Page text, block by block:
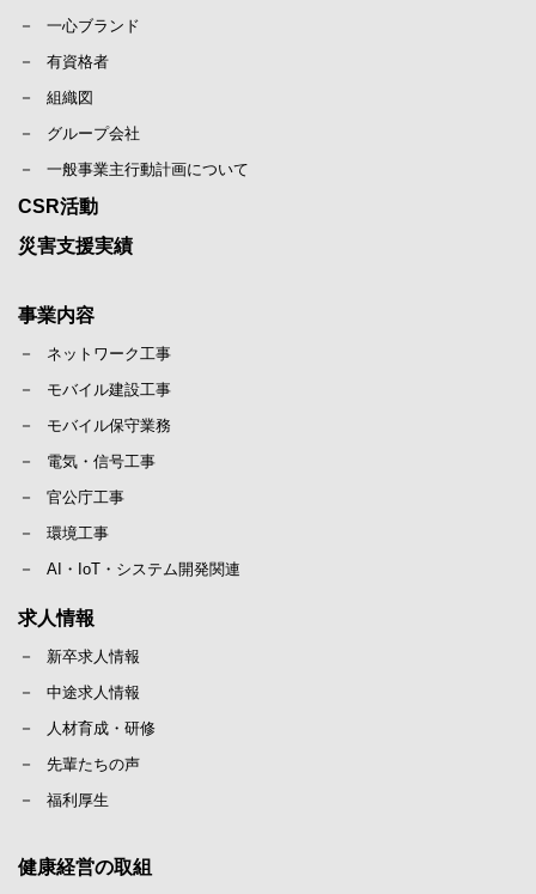
一心ブランド
有資格者
組織図
グループ会社
一般事業主行動計画について
CSR活動
災害支援実績
事業内容
ネットワーク工事
モバイル建設工事
モバイル保守業務
電気・信号工事
官公庁工事
環境工事
AI・IoT・システム開発関連
求人情報
新卒求人情報
中途求人情報
人材育成・研修
先輩たちの声
福利厚生
健康経営の取組